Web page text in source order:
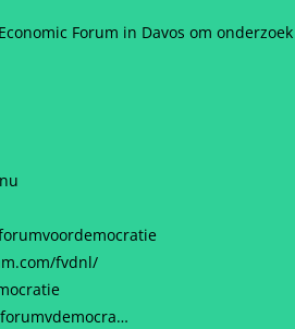
Forum in Davos om
fvdnl/